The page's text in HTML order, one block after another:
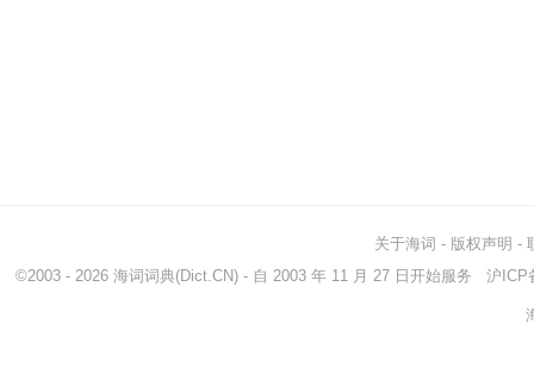
关于海词 - 版权声明 -
©2003 - 2026 海词词典(Dict.CN) - 自 2003 年 11 月 27 日开始服务 沪ICP